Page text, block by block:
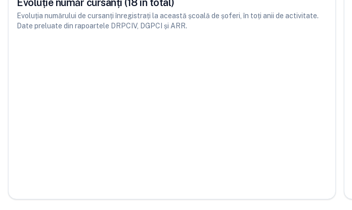
Evoluție număr cursanți (18 în total)
Evoluția numărului de cursanți înregistrați la această școală de șoferi, în toți anii de activitate.
Date preluate din rapoartele DRPCIV, DGPCI și ARR.